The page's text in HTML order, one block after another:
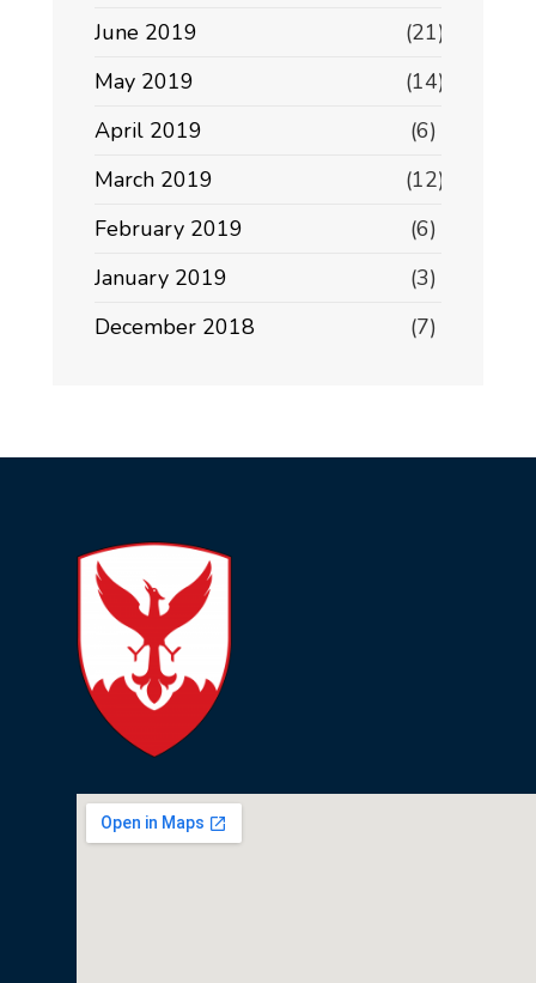
June 2019
(21)
May 2019
(14)
April 2019
(6)
March 2019
(12)
February 2019
(6)
January 2019
(3)
December 2018
(7)